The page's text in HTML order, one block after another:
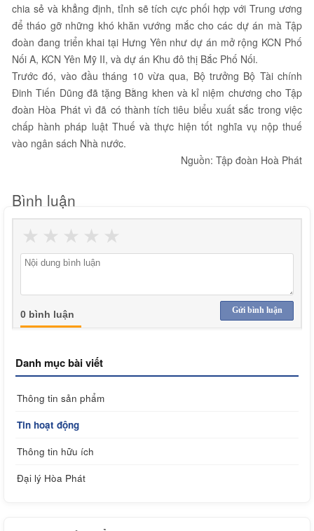
chia sẻ và khẳng định, tỉnh sẽ tích cực phối hợp với Trung ương
để tháo gỡ những khó khăn vướng mắc cho các dự án mà Tập
đoàn đang triển khai tại Hưng Yên như dự án mở rộng KCN Phố
Nối A, KCN Yên Mỹ II, và dự án Khu đô thị Bắc Phố Nối.
Trước đó, vào đầu tháng 10 vừa qua, Bộ trưởng Bộ Tài chính
Đinh Tiến Dũng đã tặng Bằng khen và kỉ niệm chương cho Tập
đoàn Hòa Phát vì đã có thành tích tiêu biểu xuất sắc trong việc
chấp hành pháp luật Thuế và thực hiện tốt nghĩa vụ nộp thuế
vào ngân sách Nhà nước.
Nguồn: Tập đoàn Hoà Phát
Bình luận
★
★
★
★
★
Gửi bình luận
0 bình luận
Danh mục bài viết
Thông tin sản phẩm
Tin hoạt động
Thông tin hữu ích
Đại lý Hòa Phát